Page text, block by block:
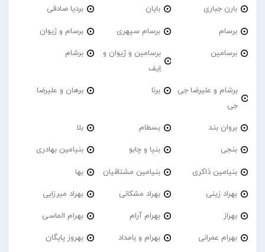
بارن جباری بایان بردیا صادقی
برسام برسام سپهری برسام و ژیوان
برسامین
برسامین و ژیوان و
اِیف
برشام
برشام و علیرضا جی
جی
برنا برهان و علیرضا
بروان بند بسطام بلا
بنجی بنیا و چابو بنیامین بهادری
بنیامین ذاکری بنیامین مشتاقیان بها
بهراد زینی بهراد مشکانی بهراد میرزایی
بهراز بهرام آرام بهرام الماسی
بهرام عمرانی بهرام و بامداد بهروز پایگان